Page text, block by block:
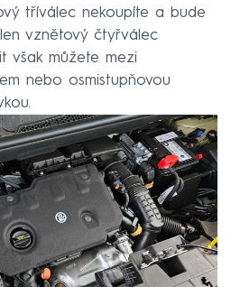
tříválec nekoupíte a bude
vznětový čtyřválec
však můžete mezi
nebo osmistupňovou